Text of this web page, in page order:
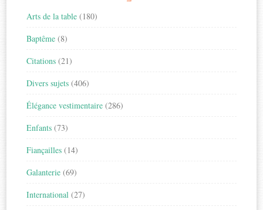
Arts de la table (180)
Baptême (8)
Citations (21)
Divers sujets (406)
Élégance vestimentaire (286)
Enfants (73)
Fiançailles (14)
Galanterie (69)
International (27)